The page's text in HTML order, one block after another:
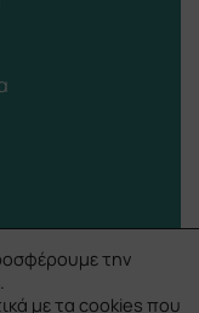
with
την
με τα cookies που